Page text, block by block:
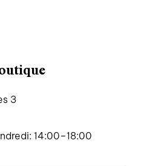
3
14:00–18:00